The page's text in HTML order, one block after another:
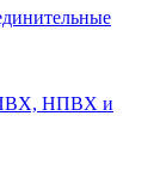
ПВХ, НПВХ и